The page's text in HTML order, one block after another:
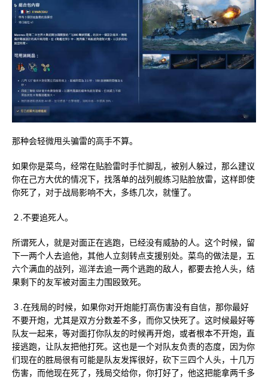
那种会轻微甩头骗雷的高手不算。
如果你是菜鸟，经常在贴脸雷时手忙脚乱，被别人躲过，那么建议
你在己方大优的情况下，找落单的战列舰练习贴脸放雷，这样即使
你死了，对于战局影响不大，多练几次，就懂了。
２.不要追死人。
所谓死人，就是对面正在逃跑，已经没有威胁的人。这个时候，留
下一两个人去追他，其他人立刻转点支援别处。菜鸟的做法是，五
六个满血的战列，巡洋去追一两个逃跑的敌人，都要去抢人头，结
果剩下的友军被对面主力围殴致死。
３.在残局的时候，如果你对开炮能打高伤害没有自信，那你最好
不要开炮，尤其是双方分数差不多，而你又快死了。这时候最好等
队友一起来，等对面打你队友的时候再开炮，或者根本不开炮，直
接逃跑，让队友把他打死。这也是一个对队友负责的态度，因为你
们现在的胜局很有可能是队友发挥很好，砍下三四个人头，十几万
伤害，而他现在死了，残局交给你，你打好了，他这把能拿两千多